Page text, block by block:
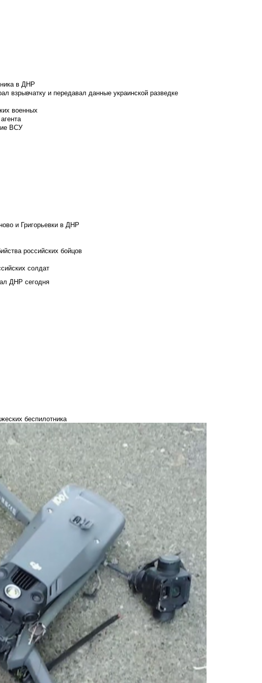
в ДНР
взрывчатку и передавал данные украинской разведке
военных
ВСУ
и Григорьевки в ДНР
российских бойцов
солдат
ДНР сегодня
беспилотника